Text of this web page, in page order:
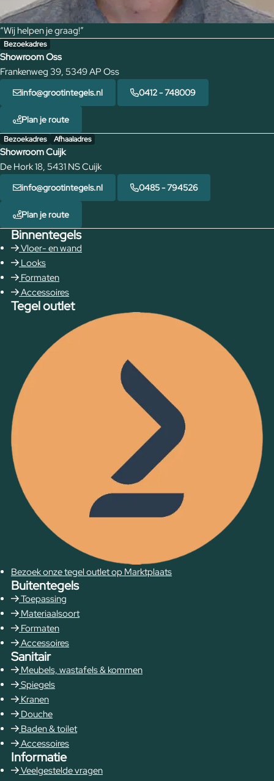
“Wij helpen je graag!”
Bezoekadres
Showroom Oss
Frankenweg 39, 5349 AP Oss
info@grootintegels.nl 0412 - 748009
Plan je route
Bezoekadres Afhaaladres
Showroom Cuijk
De Hork 18, 5431 NS Cuijk
info@grootintegels.nl 0485 - 794526
Plan je route
Binnentegels
Vloer- en wand
Looks
Formaten
Accessoires
Tegel outlet
Bezoek onze tegel outlet op Marktplaats
Buitentegels
Toepassing
Materiaalsoort
Formaten
Accessoires
Sanitair
Meubels, wastafels & kommen
Spiegels
Kranen
Douche
Baden & toilet
Accessoires
Informatie
Veelgestelde vragen